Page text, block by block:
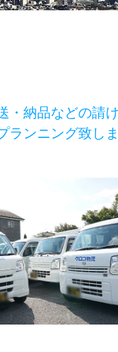
納品などの請け
ンニング致しま